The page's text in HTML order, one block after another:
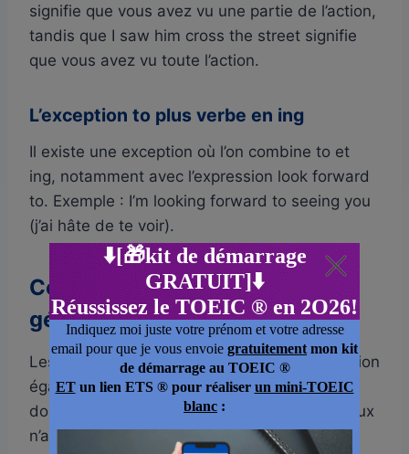
signifie que vous avez vu une partie de l’action,
tandis que I saw him cross the street signifie
que vous avez vu toute l’action.
L’exception to plus verbe en ing
Il existe une exception où l’on combine to et
ing, notamment avec l’expression look forward
to. Exemple : I’m looking forward to seeing you
(j’ai hâte de te voir).
Comment retenir le choix entre
gérondif et infinitif
Les prépositions aiment le ing, donc préposition
égale gérondif. Les intentions préfèrent to,
donc but ou objectif égale infinitif. Les modaux
n’aiment ni to ni ing, ils demandent juste la